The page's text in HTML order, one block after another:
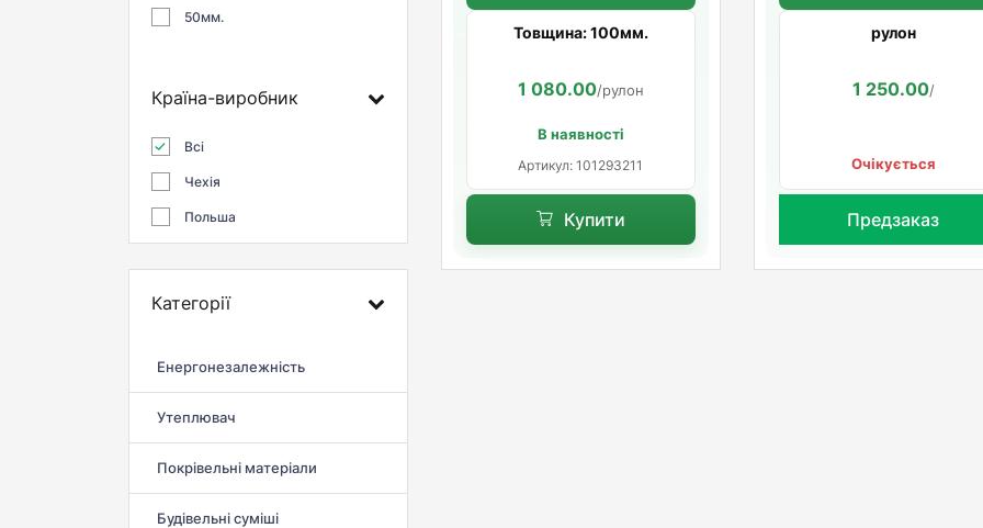
50мм.
Країна-виробник
Всі
Чехія
Польша
Категорії
Енергонезалежність
Утеплювач
Покрівельні матеріали
Будівельні суміші
Товщина: 100мм.
1 080.00/рулон
В наявності
Артикул: 101293211
Купити
рулон
1 250.00/
Очікується
Предзаказ